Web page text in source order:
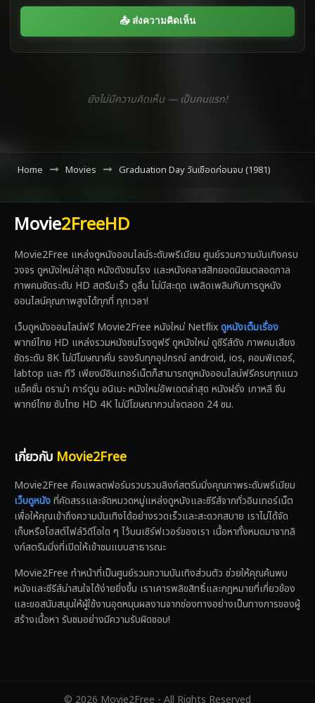
📤 ส่งความคิดเห็น
ยังไม่มีความคิดเห็น — เป็นคนแรก!
Home Movies Graduation Day วันเชือดก่อนจบ (1981)
Movie2FreeHD
Movie2Free แหล่งดูหนังออนไลน์ระดับพรีเมียม ศูนย์รวมความบันเทิงครบ
วงจร ดูหนังใหม่ล่าสุด หนังดังชนโรง และหนังคลาสสิกยอดนิยมตลอดกาล
ภาพคมชัดระดับ HD สตรีมเร็ว ดูลื่น ไม่มีสะดุด เพลิดเพลินกับการดูหนัง
ออนไลน์คุณภาพสูงได้ทุกที่ ทุกเวลา!
เว็บดูหนังออนไลน์ฟรี Movie2Free หนังใหม่ Netflixดูหนังเต็มเรื่อง
พากย์ไทย HD แหล่งรวมหนังชนโรงดูฟรี ดูหนังใหม่ ดูซีรีส์ดัง ภาพคมเสียง
ชัดระดับ 8K ไม่มีโฆษณาคั่น รองรับทุกอุปกรณ์ android, ios, คอมพิเตอร์,
labtop และ ทีวี เพียงมีอินเทอร์เน็ตก็สามารถดูหนังออนไลน์ฟรีครบทุกแนว
แอ็คชั่น ดราม่า การ์ตูน อนิเมะ หนังใหม่อัพเดตล่าสุด หนังฝรั่ง เกาหลี จีน
พากย์ไทย ซับไทย HD 4K ไม่มีโฆษณากวนใจตลอด 24 ชม.
เกี่ยวกับ Movie2Free
Movie2Free คือแพลตฟอร์มรวบรวมลิงก์สตรีมมิ่งคุณภาพระดับพรีเมียม
เว็บดูหนังที่คัดสรรและจัดหมวดหมู่แหล่งดูหนังและซีรีส์จากทั่วอินเทอร์เน็ต
เพื่อให้คุณเข้าถึงความบันเทิงได้อย่างรวดเร็วและสะดวกสบาย เราไม่ได้จัด
เก็บหรือโฮสต์ไฟล์วิดีโอใด ๆ ไว้บนเซิร์ฟเวอร์ของเรา เนื้อหาทั้งหมดมาจากลิ
งก์สตรีมมิ่งที่เปิดให้เข้าชมแบบสาธารณะ
Movie2Free ทำหน้าที่เป็นศูนย์รวมความบันเทิงส่วนตัว ช่วยให้คุณค้นพบ
หนังและซีรีส์น่าสนใจได้ง่ายยิ่งขึ้น เราเคารพลิขสิทธิ์และกฎหมายที่เกี่ยวข้อง
และขอสนับสนุนให้ผู้ใช้งานอุดหนุนผลงานจากช่องทางอย่างเป็นทางการของผู้
สร้างเนื้อหา รับชมอย่างมีความรับผิดชอบ!
© 2026 Movie2Free - All Rights Reserved